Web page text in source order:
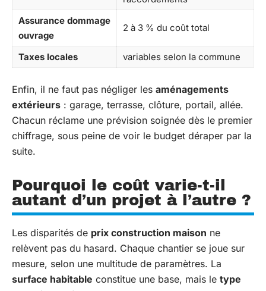
Assurance dommage
ouvrage
2 à 3 % du coût total
Taxes locales variables selon la commune
Enfin, il ne faut pas négliger les aménagements
extérieurs : garage, terrasse, clôture, portail, allée.
Chacun réclame une prévision soignée dès le premier
chiffrage, sous peine de voir le budget déraper par la
suite.
Pourquoi le coût varie-t-il
autant d’un projet à l’autre ?
Les disparités de prix construction maison ne
relèvent pas du hasard. Chaque chantier se joue sur
mesure, selon une multitude de paramètres. La
surface habitable constitue une base, mais le type